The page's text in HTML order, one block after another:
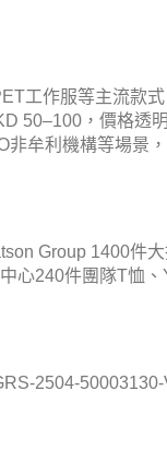
工作服等主流款
50–100，價格透
牟利機構等場景
Group 1400件
心240件團隊T恤、
2504-